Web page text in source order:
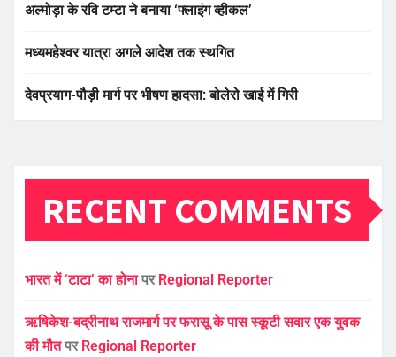
अल्मोड़ा के रवि टम्टा ने बनाया ‘फ्लाइंग व्हीकल’
मध्यमहेश्वर यात्रा अगले आदेश तक स्थगित
देवप्रयाग-पौड़ी मार्ग पर भीषण हादसा: बोलेरो खाई में गिरी
RECENT COMMENTS
भारत में ‘टाटा’ का होनापर Regional Reporter
ऋषिकेश-बद्रीनाथ राजमार्ग पर फरासू के पास स्कूटी सवार एक युवक
की मौतपर Regional Reporter